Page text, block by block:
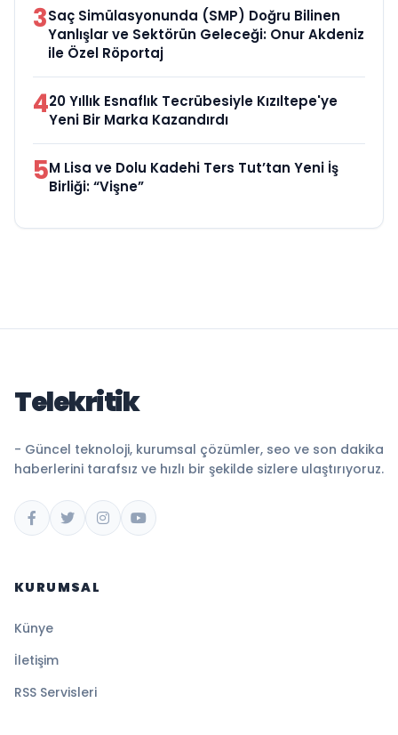
3Saç Simülasyonunda (SMP) Doğru Bilinen
Yanlışlar ve Sektörün Geleceği: Onur Akdeniz
ile Özel Röportaj
420 Yıllık Esnaflık Tecrübesiyle Kızıltepe'ye
Yeni Bir Marka Kazandırdı
5M Lisa ve Dolu Kadehi Ters Tut’tan Yeni İş
Birliği: “Vişne”
Telekritik
- Güncel teknoloji, kurumsal çözümler, seo ve son dakika
haberlerini tarafsız ve hızlı bir şekilde sizlere ulaştırıyoruz.
KURUMSAL
Künye
İletişim
RSS Servisleri